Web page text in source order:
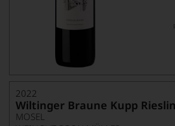
2022
Wiltinger Braune Kupp
MOSEL